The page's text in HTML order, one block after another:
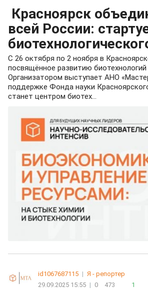
Красноярск
всей России:
С 26 октября по 2 ноября в
посвящённое развитию биотехнологий
Организатором выступает АНО
поддержке Фонда науки
станет центром биотех...
id1067687115 | Я - репортер
29.09.2025 15:55 | 0 473 1